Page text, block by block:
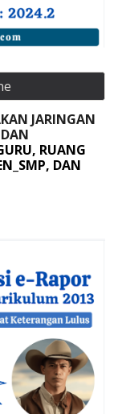
JARINGAN
RUANG
DAN